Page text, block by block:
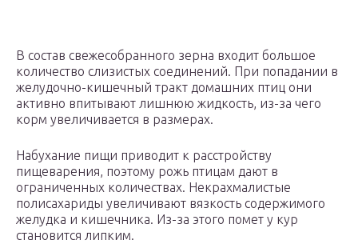
В состав свежесобранного зерна входит большое
количество слизистых соединений. При попадании в
желудочно-кишечный тракт домашних птиц они
активно впитывают лишнюю жидкость, из-за чего
корм увеличивается в размерах.
Набухание пищи приводит к расстройству
пищеварения, поэтому рожь птицам дают в
ограниченных количествах. Некрахмалистые
полисахариды увеличивают вязкость содержимого
желудка и кишечника. Из-за этого помет у кур
становится липким.